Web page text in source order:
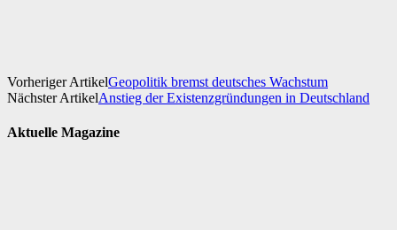
Vorheriger ArtikelGeopolitik bremst deutsches Wachstum
Nächster ArtikelAnstieg der Existenzgründungen in Deutschland
Aktuelle Magazine